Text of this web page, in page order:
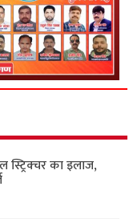
स्ट्रिक्चर का इलाज,